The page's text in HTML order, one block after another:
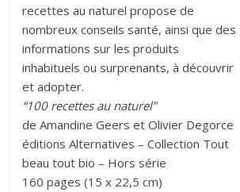
recettes au naturel propose de
nombreux conseils santé, ainsi que des
informations sur les produits
inhabituels ou surprenants, à découvrir
et adopter.
“100 recettes au naturel”
de Amandine Geers et Olivier Degorce
éditions Alternatives – Collection Tout
beau tout bio – Hors série
160 pages (15 x 22,5 cm)